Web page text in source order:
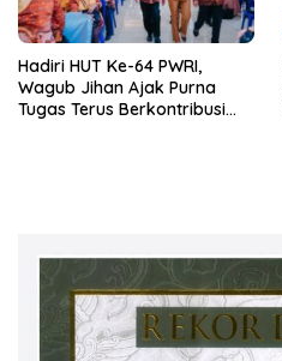
Hadiri HUT Ke-64 PWRI,
Wagub Jihan Ajak Purna
Tugas Terus Berkontribusi